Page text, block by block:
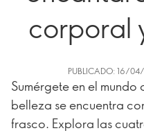
corporal
PUBLICADO: 16/
Sumérgete en el
belleza se encuentra
frasco. Explora las